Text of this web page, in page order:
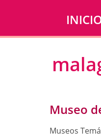
Museo
Museos